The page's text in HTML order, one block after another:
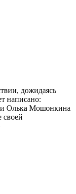
дожидаясь
написано:
Олька Мошонкина
своей